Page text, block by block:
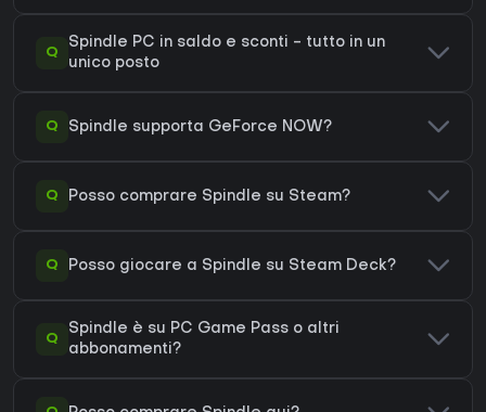
Q
Spindle PC in saldo e sconti - tutto in un
unico posto
Q Spindle supporta GeForce NOW?
Q Posso comprare Spindle su Steam?
Q Posso giocare a Spindle su Steam Deck?
Q
Spindle è su PC Game Pass o altri
abbonamenti?